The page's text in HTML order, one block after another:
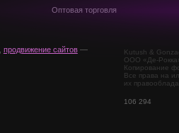
Оптовая торговля
продвижение сайтов—
Kutush &
ООО «Де-
Копирование
Все права на
их
106 294